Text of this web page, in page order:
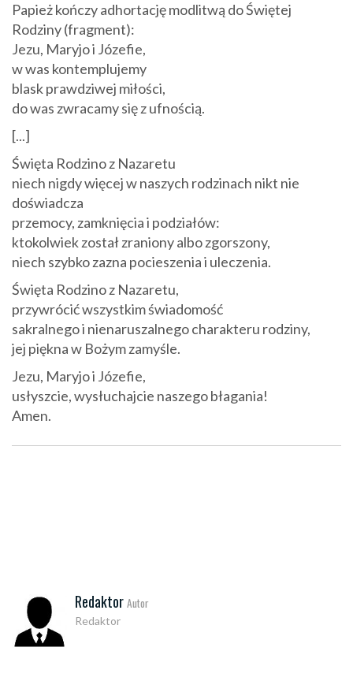
Papież kończy adhortację modlitwą do Świętej
Rodziny (fragment):
Jezu, Maryjo i Józefie,
w was kontemplujemy
blask prawdziwej miłości,
do was zwracamy się z ufnością.
[...]
Święta Rodzino z Nazaretu
niech nigdy więcej w naszych rodzinach nikt nie
doświadcza
przemocy, zamknięcia i podziałów:
ktokolwiek został zraniony albo zgorszony,
niech szybko zazna pocieszenia i uleczenia.
Święta Rodzino z Nazaretu,
przywrócić wszystkim świadomość
sakralnego i nienaruszalnego charakteru rodziny,
jej piękna w Bożym zamyśle.
Jezu, Maryjo i Józefie,
usłyszcie, wysłuchajcie naszego błagania!
Amen.
Redaktor Autor
Redaktor